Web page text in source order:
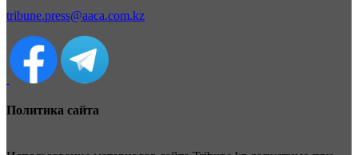
tribune.press@aaca.com.kz
Политика сайта